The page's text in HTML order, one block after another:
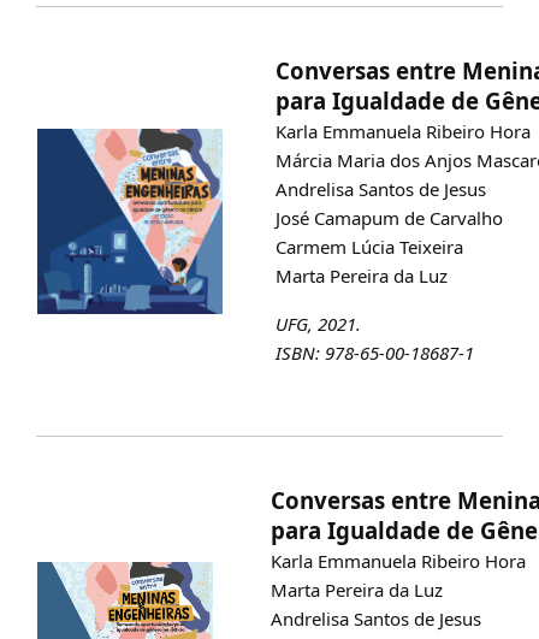
Conversas entre
para Igualdade de
Karla Emmanuela Ribeiro Hora
Márcia Maria dos Anjos
Andrelisa Santos de Jesus
José Camapum de Carvalho
Carmem Lúcia Teixeira
Marta Pereira da Luz
UFG, 2021.
ISBN: 978-65-00-18687-1
Conversas entre
para Igualdade de
Karla Emmanuela Ribeiro Hora
Marta Pereira da Luz
Andrelisa Santos de Jesus